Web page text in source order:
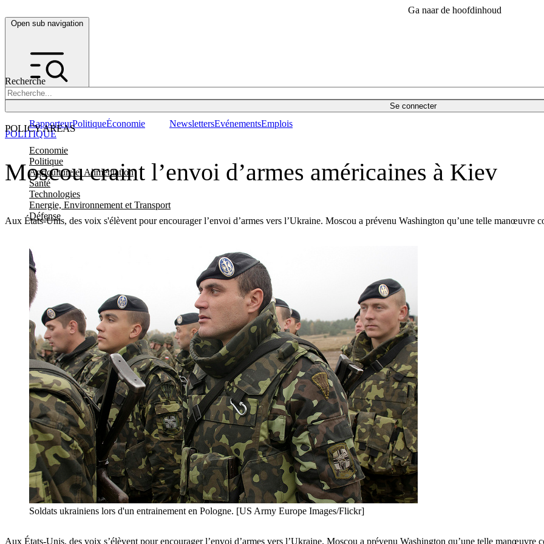
Ga naar de hoofdinhoud
Open sub navigation
Recherche
Se connecter
POLICY AREAS
Economie
Politique
Agriculture et Alimentation
Santé
Technologies
Energie, Environnement et Transport
Défense
RapporteurPolitiqueÉconomie NewslettersEvénementsEmplois
Moscou craint l’envoi d’armes américaines à Kiev
Aux États-Unis, des voix s'élèvent pour encourager l’envoi d’armes vers l’Ukraine. Moscou a prévenu Washington qu’une telle manœuvre
POLITIQUE
Soldats ukrainiens lors d'un entrainement en Pologne. [US Army Europe Images/Flickr]
Aux États-Unis, des voix s’élèvent pour encourager l’envoi d’armes vers l’Ukraine. Moscou a prévenu Washington qu’une telle manœuvre